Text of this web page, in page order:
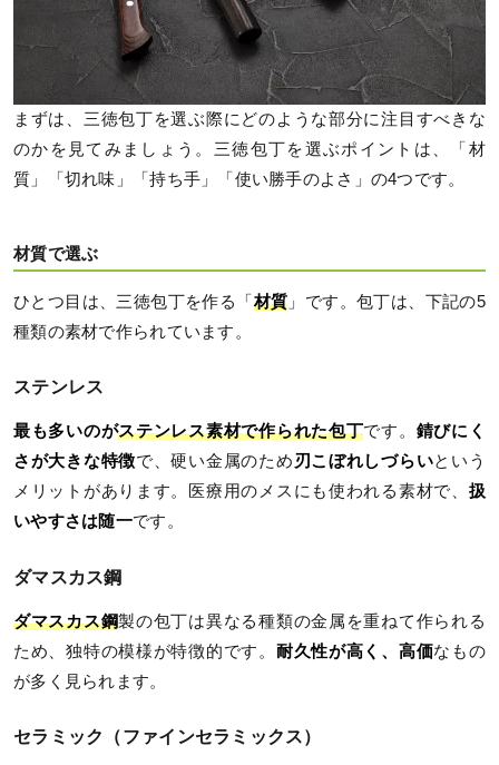
まずは、三徳包丁を選ぶ際にどのような部分に注目すべきな
のかを見てみましょう。三徳包丁を選ぶポイントは、「材
質」「切れ味」「持ち手」「使い勝手のよさ」の4つです。
材質で選ぶ
ひとつ目は、三徳包丁を作る「材質 」です。包丁は、下記の5
種類の素材で作られています。
ステンレス
最も多いのがステンレス素材で作られた包丁です。 錆びにく
さが大きな特徴で、硬い金属のため刃こぼれしづらいという
メリットがあります。医療用のメスにも使われる素材で、 扱
いやすさは随一です。
ダマスカス鋼
ダマスカス鋼製の包丁は異なる種類の金属を重ねて作られる
ため、独特の模様が特徴的です。 耐久性が高く、高価なもの
が多く見られます。
セラミック（ファインセラミックス）